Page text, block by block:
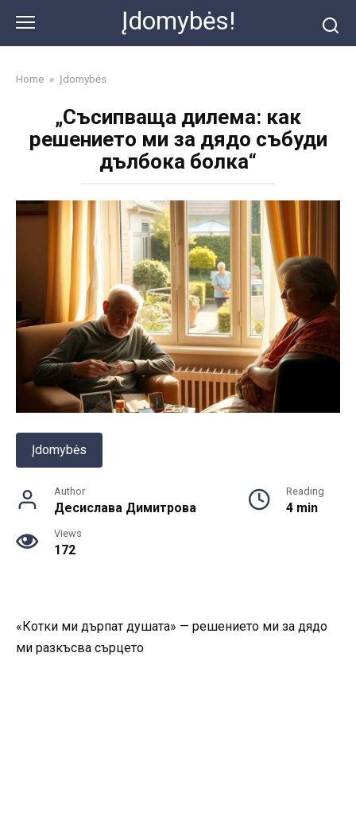
content
Įdomybės!
Home » Įdomybės
„Съсипваща дилема: как
решението ми за дядо събуди
дълбока болка“
Įdomybės
Author
Десислава Димитрова
Reading
4 min
Views
172
«Котки ми дърпат душата» — решението ми за дядо
ми разкъсва сърцето